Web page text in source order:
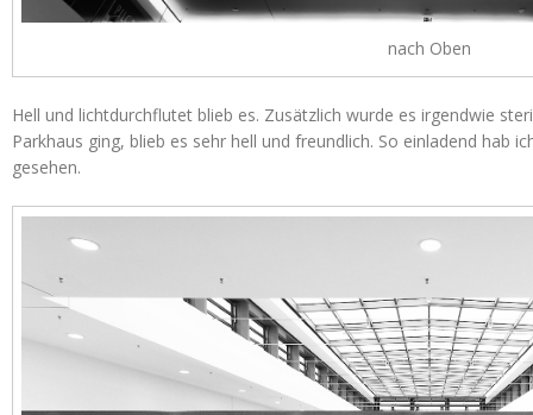
nach Oben
Hell und lichtdurchflutet blieb es. Zusätzlich wurde es irgendwie
Parkhaus ging, blieb es sehr hell und freundlich. So einladend hab
gesehen.